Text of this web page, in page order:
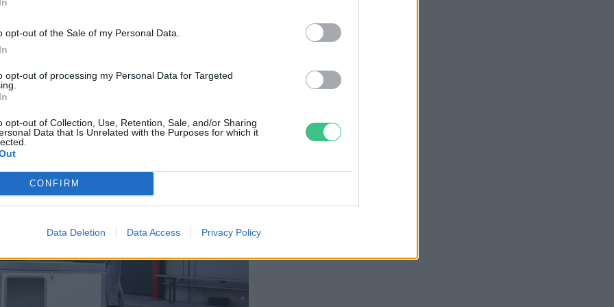
opt-out of the Sale of my Personal Data.
opt-out of processing my Personal Data for Targeted
opt-out of Collection, Use, Retention, Sale, and/or Sharing
Data that Is Unrelated with the Purposes for which it
CONFIRM
Data Deletion Data Access Privacy Policy
a jövőben is biztosítja az
útmutatókat a kutyaházak
gondoskodik az anyagi és humán